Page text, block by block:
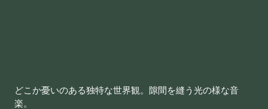
どこか憂いのある独特な世界観。隙間を縫う光の様な音
楽。